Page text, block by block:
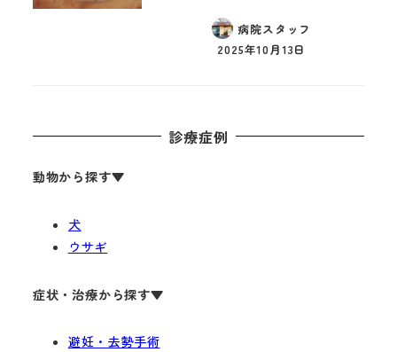
病院スタッフ
2025年10月13日
診療症例
動物から探す▼
犬
ウサギ
症状・治療から探す▼
避妊・去勢手術